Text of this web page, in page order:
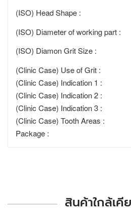
(ISO) Head Shape :
(ISO) Diameter of working part :
(ISO) Diamon Grit Size :
(Clinic Case) Use of Grit :
(Clinic Case) Indication 1 :
(Clinic Case) Indication 2 :
(Clinic Case) Indication 3 :
(Clinic Case) Tooth Areas :
Package :
สินค้าใกล้เ